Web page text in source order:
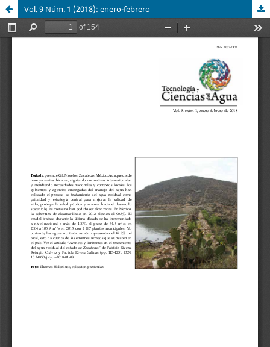
Vol. 9 Núm. 1 (2018): enero-febrero